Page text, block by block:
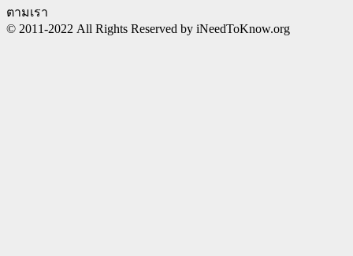
ตามเรา
© 2011-2022 All Rights Reserved by iNeedToKnow.org